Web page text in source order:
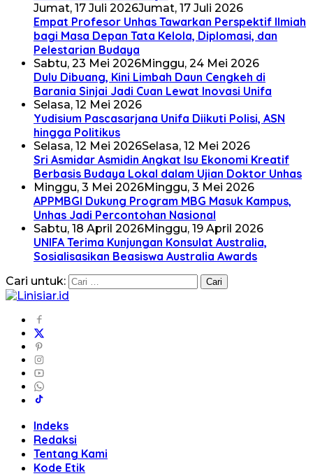
Jumat, 17 Juli 2026Jumat, 17 Juli 2026
Empat Profesor Unhas Tawarkan Perspektif Ilmiah
bagi Masa Depan Tata Kelola, Diplomasi, dan
Pelestarian Budaya
Sabtu, 23 Mei 2026Minggu, 24 Mei 2026
Dulu Dibuang, Kini Limbah Daun Cengkeh di
Barania Sinjai Jadi Cuan Lewat Inovasi Unifa
Selasa, 12 Mei 2026
Yudisium Pascasarjana Unifa Diikuti Polisi, ASN
hingga Politikus
Selasa, 12 Mei 2026Selasa, 12 Mei 2026
Sri Asmidar Asmidin Angkat Isu Ekonomi Kreatif
Berbasis Budaya Lokal dalam Ujian Doktor Unhas
Minggu, 3 Mei 2026Minggu, 3 Mei 2026
APPMBGI Dukung Program MBG Masuk Kampus,
Unhas Jadi Percontohan Nasional
Sabtu, 18 April 2026Minggu, 19 April 2026
UNIFA Terima Kunjungan Konsulat Australia,
Sosialisasikan Beasiswa Australia Awards
Cari untuk:
Indeks
Redaksi
Tentang Kami
Kode Etik